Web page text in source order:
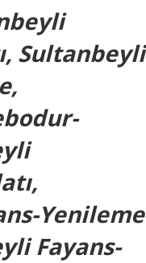
Sultanbeyli
Yenileme
Fayans-